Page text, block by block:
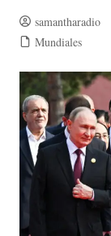
samantharadio
Mundiales